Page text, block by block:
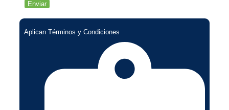
Aplican Términos y Condiciones